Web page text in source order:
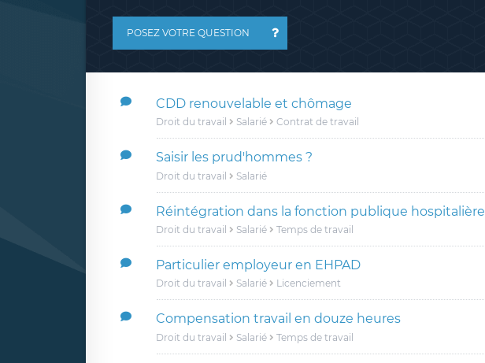
POSEZ VOTRE QUESTION
CDD renouvelable et chômage
Droit du travail Salarié Contrat de travail
Saisir les prud'hommes ?
Droit du travail Salarié
Réintégration dans la fonction publique hospitalière
Droit du travail Salarié Temps de travail
Particulier employeur en EHPAD
Droit du travail Salarié Licenciement
Compensation travail en douze heures
Droit du travail Salarié Temps de travail